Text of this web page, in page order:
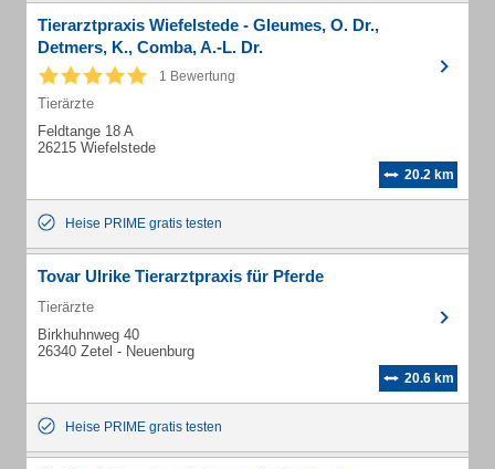
Tierarztpraxis Wiefelstede - Gleumes, O. Dr.,
Detmers, K., Comba, A.-L. Dr.
1 Bewertung
Tierärzte
Feldtange 18 A
26215 Wiefelstede
20.2 km
Heise PRIME gratis testen
Tovar Ulrike Tierarztpraxis für Pferde
Tierärzte
Birkhuhnweg 40
26340 Zetel - Neuenburg
20.6 km
Heise PRIME gratis testen